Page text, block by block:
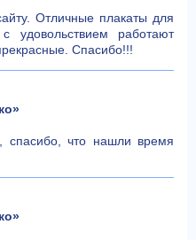
Отличные плакаты для
удовольствием работают
Спасибо!!!
спасибо, что нашли время